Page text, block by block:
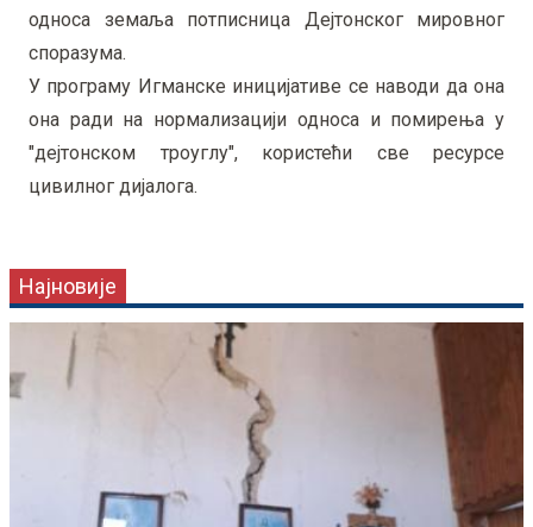
односа земаља потписница Дејтонског мировног
споразума.
У програму Игманске иницијативе се наводи да она
она ради на нормализацији односа и помирења у
"дејтонском троуглу", користећи све ресурсе
цивилног дијалога.
Најновије